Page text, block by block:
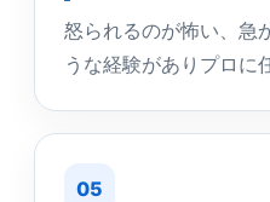
怒られるのが怖い、急
うな経験がありプロに
05